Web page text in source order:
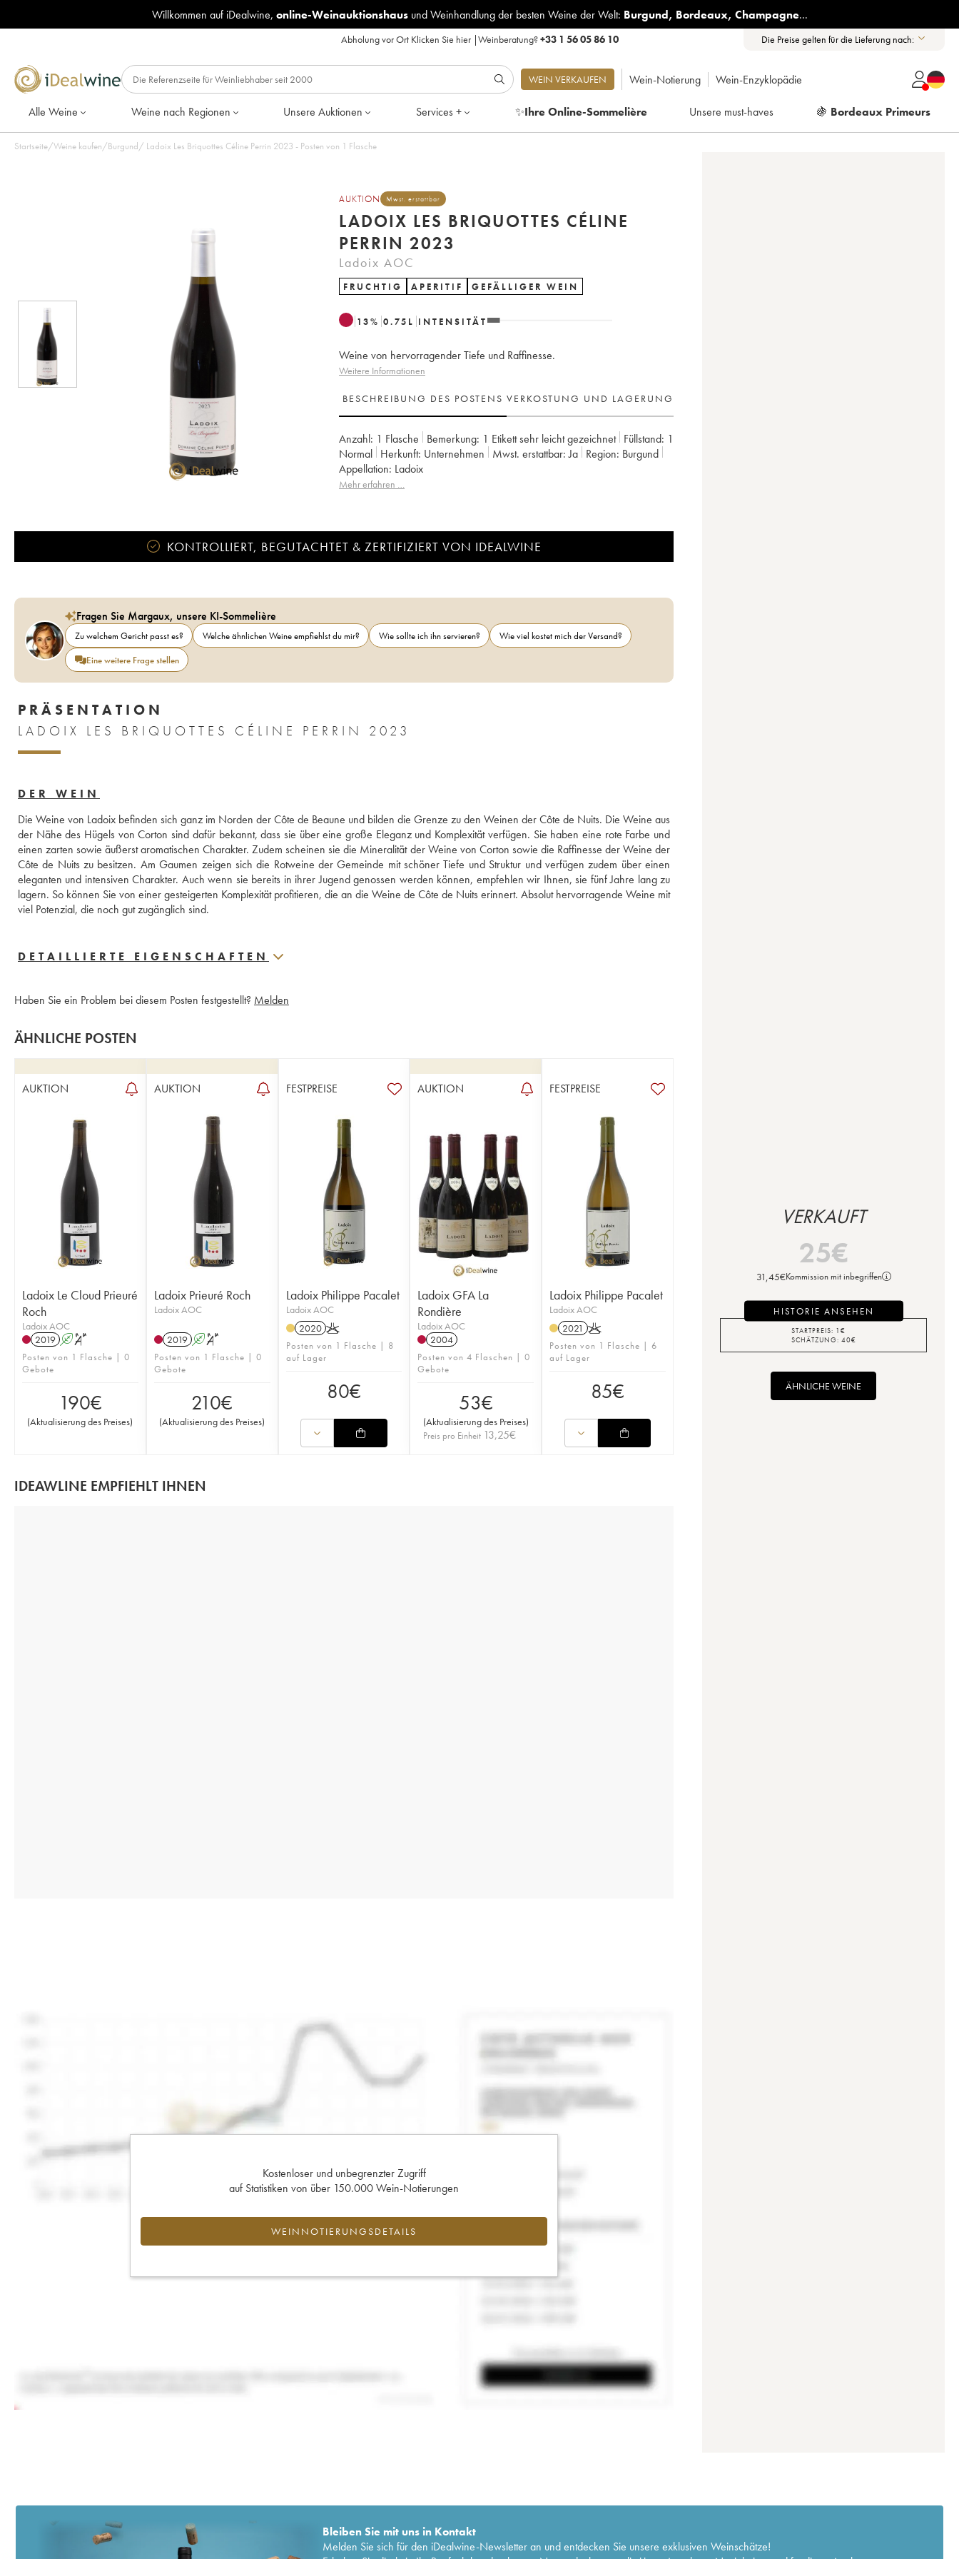
Willkommen auf iDealwine, online-Weinauktionshausund Weinhandlung der besten Weine der Welt: Burgund, Bordeaux, Champagne...
Abholung vor Ort Klicken Sie hier|Weinberatung?+33 1 56 05 86 10 Die Preise gelten für die Lieferung nach:
WEIN VERKAUFEN Wein-Notierung Wein-Enzyklopädie
Alle Weine Weine nach Regionen Unsere Auktionen Services + ✨Ihre Online-Sommelière Unsere must-haves 🍇 Bordeaux Primeurs
Startseite/Weine kaufen/Burgund/ Ladoix Les Briquottes Céline Perrin 2023 - Posten von 1 Flasche
AUKTION Mwst. erstattbar
LADOIX LES BRIQUOTTES CÉLINE
PERRIN 2023
Ladoix AOC
FRUCHTIG APERITIF GEFÄLLIGER WEIN
13% 0.75 L INTENSITÄT
Weine von hervorragender Tiefe und Raffinesse.
Weitere Informationen
BESCHREIBUNG DES POSTENS VERKOSTUNG UND LAGERUNG
Anzahl: 1 Flasche Bemerkung: 1 Etikett sehr leicht gezeichnet Füllstand: 1
Normal
Herkunft: unternehmen Mwst. erstattbar: ja Region:
Burgund
Appellation: Ladoix
Mehr erfahren …
KONTROLLIERT, BEGUTACHTET & ZERTIFIZIERT VON IDEALWINE
Fragen Sie Margaux, unsere KI-Sommelière
Zu welchem Gericht passt es? Welche ähnlichen Weine empfiehlst du mir? Wie sollte ich ihn servieren?
Wie viel kostet mich der Versand?
Eine weitere Frage stellen
PRÄSENTATION
LADOIX LES BRIQUOTTES CÉLINE PERRIN 2023
DER WEIN
Die Weine von Ladoix befinden sich ganz im Norden der Côte de Beaune und bilden die Grenze zu den Weinen der Côte de Nuits. Die Weine aus
der Nähe des Hügels von Corton sind dafür bekannt, dass sie über eine große Eleganz und Komplexität verfügen. Sie haben eine rote Farbe und
einen zarten sowie äußerst aromatischen Charakter. Zudem scheinen sie die Mineralität der Weine von Corton sowie die Raffinesse der Weine der
Côte de Nuits zu besitzen. Am Gaumen zeigen sich die Rotweine der Gemeinde mit schöner Tiefe und Struktur und verfügen zudem über einen
eleganten und intensiven Charakter. Auch wenn sie bereits in ihrer Jugend genossen werden können, empfehlen wir Ihnen, sie fünf Jahre lang zu
lagern. So können Sie von einer gesteigerten Komplexität profitieren, die an die Weine de Côte de Nuits erinnert. Absolut hervorragende Weine mit
viel Potenzial, die noch gut zugänglich sind.
DETAILLIERTE EIGENSCHAFTEN
Haben Sie ein Problem bei diesem Posten festgestellt? Melden
ÄHNLICHE POSTEN
AUKTION
Ladoix Le Cloud Prieuré
Roch
Ladoix AOC
2019 A S
Posten von 1 Flasche | 0
Gebote
190€
(Aktualisierung des Preises)
AUKTION
Ladoix Prieuré Roch
Ladoix AOC
2019 A S
Posten von 1 Flasche | 0
Gebote
210€
(Aktualisierung des Preises)
FESTPREISE
Ladoix Philippe Pacalet
Ladoix AOC
2020 K
Posten von 1 Flasche | 8
auf Lager
80€
AUKTION
Ladoix GFA La
Rondière
Ladoix AOC
2004
Posten von 4 Flaschen | 0
Gebote
53€
(Aktualisierung des Preises)
Preis pro Einheit 13,25€
FESTPREISE
Ladoix Philippe Pacalet
Ladoix AOC
2021 K
Posten von 1 Flasche | 6
auf Lager
85€
IDEAWLINE EMPFIEHLT IHNEN
Kostenloser und unbegrenzter Zugriff
auf Statistiken von über 150.000 Wein-Notierungen
WEINNOTIERUNGSDETAILS
VERKAUFT
25€
31,45€Kommission mit inbegriffen
HISTORIE ANSEHEN
STARTPREIS: 1 €
SCHÄTZUNG: 40€
ÄHNLICHE WEINE
Bleiben Sie mit uns in Kontakt
Melden Sie sich für den iDealwine-Newsletter an und entdecken Sie unsere exklusiven Weinschätze!